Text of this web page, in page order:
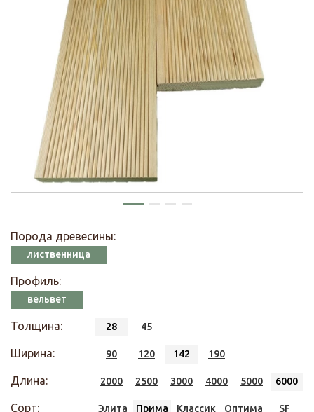
Порода древесины:
лиственница
Профиль:
вельвет
Толщина: 28 45
Ширина: 90 120 142 190
Длина: 2000 2500 3000 4000 5000 6000
Сорт: Элита Прима Классик Оптима SF